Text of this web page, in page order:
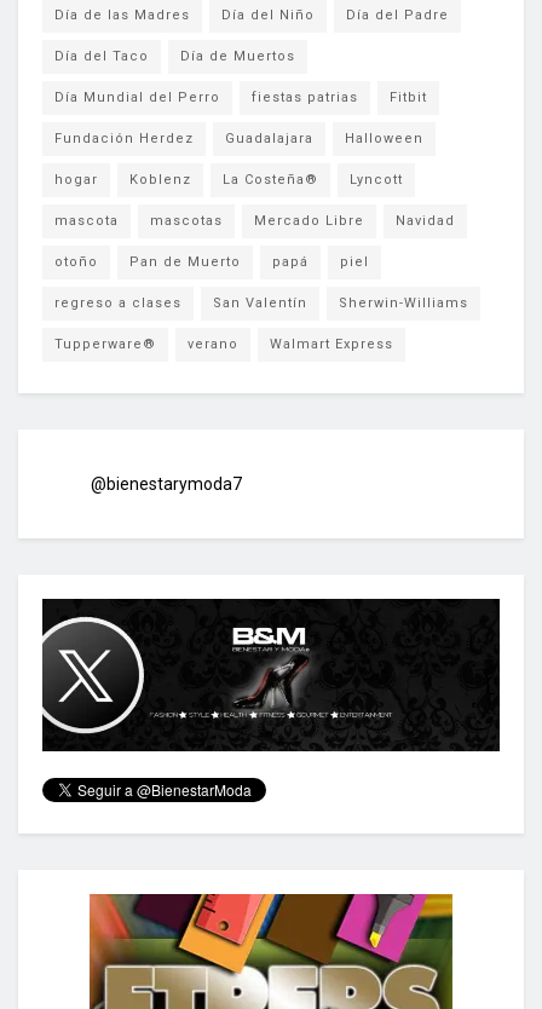
Día de las Madres Día del Niño Día del Padre
Día del Taco Día de Muertos
Día Mundial del Perro fiestas patrias Fitbit
Fundación Herdez Guadalajara Halloween
hogar Koblenz La Costeña® Lyncott
mascota mascotas Mercado Libre Navidad
otoño Pan de Muerto papá piel
regreso a clases San Valentín Sherwin-Williams
Tupperware® verano Walmart Express
@bienestarymoda7